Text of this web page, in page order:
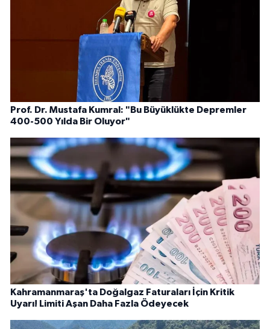
Prof. Dr. Mustafa Kumral: "Bu Büyüklükte Depremler
400-500 Yılda Bir Oluyor"
Kahramanmaraş'ta Doğalgaz Faturaları İçin Kritik
Uyarı! Limiti Aşan Daha Fazla Ödeyecek